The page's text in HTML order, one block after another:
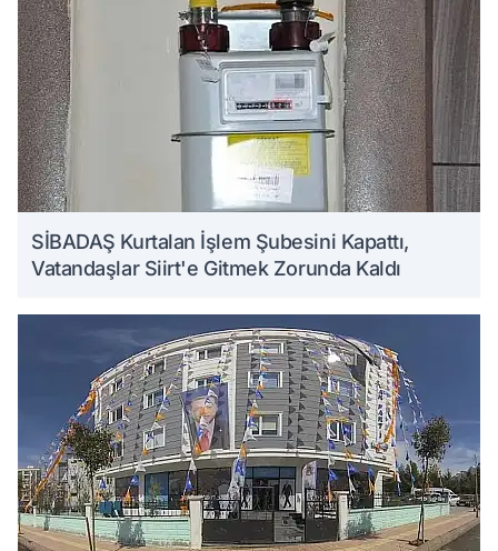
SİBADAŞ Kurtalan İşlem Şubesini Kapattı,
Vatandaşlar Siirt'e Gitmek Zorunda Kaldı